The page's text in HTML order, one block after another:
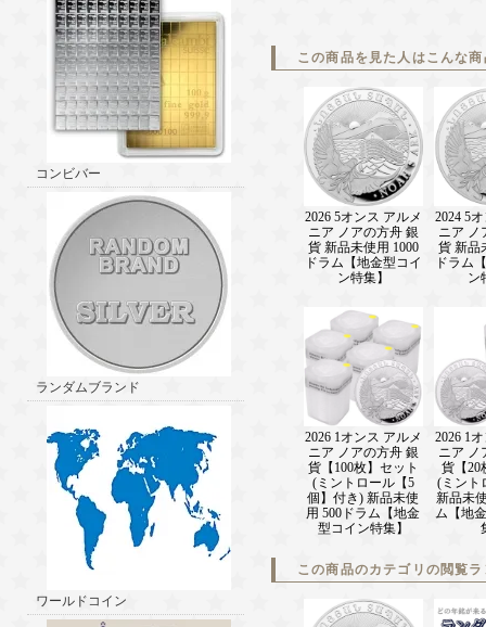
コンビバー
ランダムブランド
ワールドコイン
この商品を見た人はこんな
2026 5オンス アルメ
ニア ノアの方舟 銀
貨 新品未使用 1000
ドラム【地金型コイ
ン特集】
2024 5
ニア ノ
貨 新品
ドラム
ン
2026 1オンス アルメ
ニア ノアの方舟 銀
貨【100枚】セット
(ミントロール【5
個】付き) 新品未使
用 500ドラム【地金
型コイン特集】
2026 1
ニア ノ
貨【20
(ミント
新品未
ム【地
この商品のカテゴリの閲覧